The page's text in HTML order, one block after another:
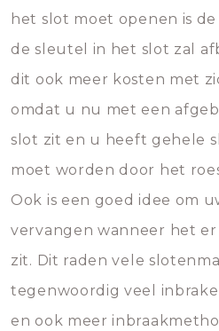
het slot moet openen is
de sleutel in het slot zal
dit ook meer kosten met
omdat u nu met een
slot zit en u heeft gehele
moet worden door het
Ook is een goed idee om
vervangen wanneer het
zit. Dit raden vele
tegenwoordig veel
en ook meer